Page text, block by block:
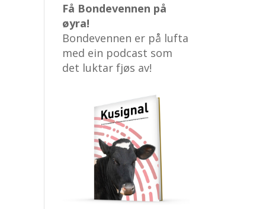
Få Bondevennen på
øyra!
Bondevennen er på lufta
med ein podcast som
det luktar fjøs av!